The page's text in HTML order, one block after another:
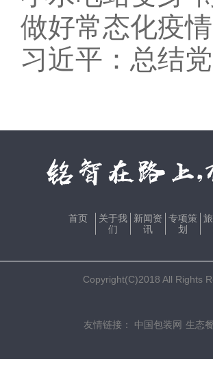
做好常态化疫
习近平：总结
首页
关于我
们
新闻资
讯
专项策
划
Copyright(C)2018 All Rights
友情链接： 中国包装网 生态